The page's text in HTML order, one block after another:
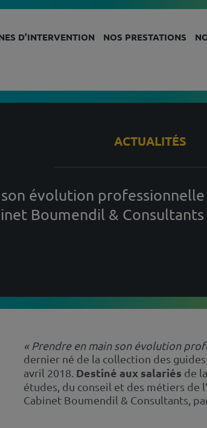
D’INTERVENTION NOS PRESTATIONS
ACTUALITÉS
évolution
Boumendil &
« Prendre en main son évolution
dernier né de la collection des
avril 2018. Destiné aux salariés de
études, du conseil et des métiers de
Cabinet Boumendil & Consultants,